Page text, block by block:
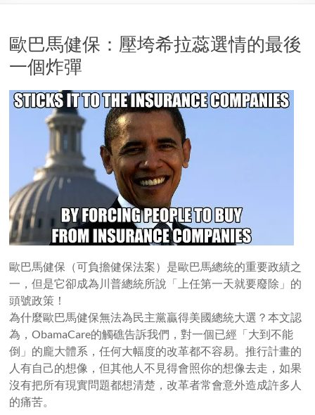
歐巴馬健保：壓垮希拉蕊選情的最後
一個炸彈
歐巴馬健保（可負擔健保法案）是歐巴馬總統的重要政績之
一，但是它卻成為川普總統所說「上任第一天就要廢除」的
頭號政策！
為什麼歐巴馬健保無法為民主黨贏得美國總統大選？本文認
為，ObamaCare的觸礁告訴我們，對一個已經「大到不能
倒」的龐大體系，任何大幅度的改革都不容易。推行計畫的
人有自己的想像，但其他人不見得會照你的想像去走，如果
沒有把所有現實問題都想清楚，改革者常會意外造成許多人
的痛苦。